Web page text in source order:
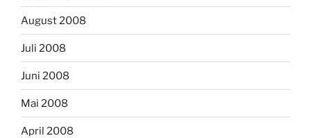
August 2008
Juli 2008
Juni 2008
Mai 2008
April 2008